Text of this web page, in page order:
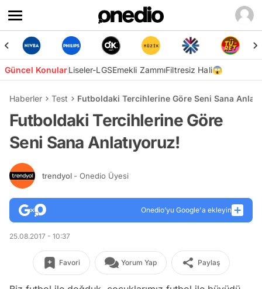
Güncel KonularLiseler-LGSEmekli ZammıFiltresiz Hali😱
Haberler Test Futboldaki Tercihlerine Göre Seni Sana
Futboldaki Tercihlerine Göre
Seni Sana Anlatıyoruz!
trendyol - Onedio Üyesi
Onedio’yu Google'a ekleyin
25.08.2017 - 10:37
Favori Yorum Yap Paylaş